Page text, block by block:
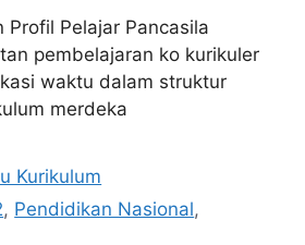
Profil Pelajar Pancasila
pembelajaran ko kurikuler
waktu dalam struktur
merdeka
Kurikulum
, Pendidikan Nasional,